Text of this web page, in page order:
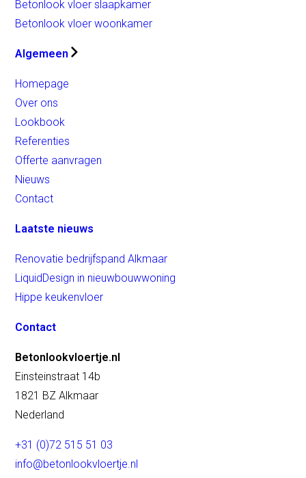
Betonlook vloer slaapkamer
Betonlook vloer woonkamer
Algemeen
Homepage
Over ons
Lookbook
Referenties
Offerte aanvragen
Nieuws
Contact
Laatste nieuws
Renovatie bedrijfspand Alkmaar
LiquidDesign in nieuwbouwwoning
Hippe keukenvloer
Contact
Betonlookvloertje.nl
Einsteinstraat 14b
1821 BZ Alkmaar
Nederland
+31 (0)72 515 51 03
info@betonlookvloertje.nl